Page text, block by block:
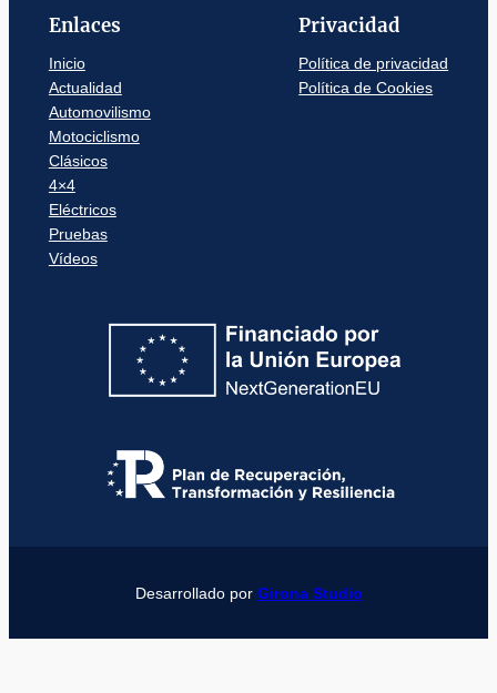
Enlaces
Inicio
Actualidad
Automovilismo
Motociclismo
Clásicos
4×4
Eléctricos
Pruebas
Vídeos
Privacidad
Política de privacidad
Política de Cookies
Desarrollado por Girona Studio